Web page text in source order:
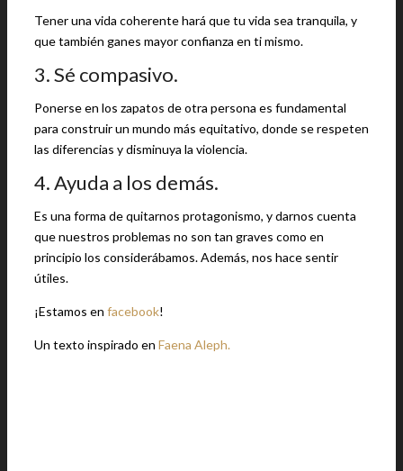
Tener una vida coherente hará que tu vida sea tranquila, y
que también ganes mayor confianza en ti mismo.
3. Sé compasivo.
Ponerse en los zapatos de otra persona es fundamental
para construir un mundo más equitativo, donde se respeten
las diferencias y disminuya la violencia.
4. Ayuda a los demás.
Es una forma de quitarnos protagonismo, y darnos cuenta
que nuestros problemas no son tan graves como en
principio los considerábamos. Además, nos hace sentir
útiles.
¡Estamos en facebook!
Un texto inspirado en Faena Aleph.